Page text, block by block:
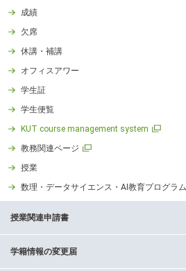
成績
欠席
休講・補講
オフィスアワー
学生証
学生便覧
KUT course management system
教務関連ページ
授業
数理・データサイエンス・AI教育プログラム
授業関連申請書
学籍情報の変更届